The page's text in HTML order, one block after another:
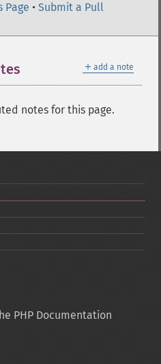
Page • Submit a Pull
＋ add a note
notes for this page.
PHP Documentation